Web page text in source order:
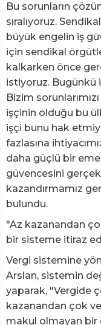
Bu sorunların
sıralıyoruz.
büyük engelin iş
için sendikal
kalkarken önce
istiyoruz. Bugünkü
Bizim
işçinin olduğu bu
işçi bunu hak
fazlasına
daha güçlü bir
güvencesini
kazandırmamız
bulundu.
"Az kazanandan
bir sisteme itiraz
Vergi sistemine
Arslan, sistemin
yaparak, "Vergide
kazanandan çok
makul olmayan bir